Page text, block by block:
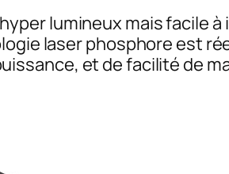
lumineux mais facile
laser phosphore est
et de facilité de